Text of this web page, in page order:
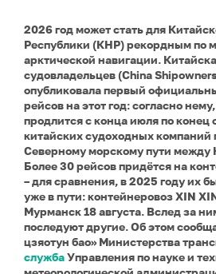
2026 год может стать для
Республики (КНР) рекордным по
арктической навигации.
судовладельцев (China
опубликовала первый
рейсов на этот год: согласно
продлится с конца июля по конец
китайских судоходных компаний
Северному морскому пути между
Более 30 рейсов придётся на
– для сравнения, в 2025 году их
уже в пути: контейнеровоз XIN
Мурманск 18 августа. Вслед за
последуют другие. Об этом
цзяотун бао» Министерства
службаУправления по науке и